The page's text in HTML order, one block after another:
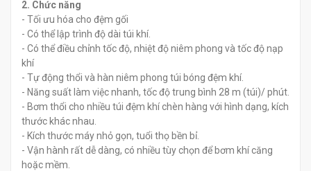
2. Chức năng
- Tối ưu hóa cho đệm gối
- Có thể lập trình độ dài túi khí.
- Có thể điều chỉnh tốc độ, nhiệt độ niêm phong và tốc độ nạp
khí
- Tự động thổi và hàn niêm phong túi bóng đệm khí.
- Năng suất làm việc nhanh, tốc độ trung bình 28 m (túi)/ phút.
- Bơm thổi cho nhiều túi đệm khí chèn hàng với hình dạng, kích
thước khác nhau.
- Kích thước máy nhỏ gọn, tuổi thọ bền bỉ.
- Vận hành rất dễ dàng, có nhiều tùy chọn để bơm khí căng
hoặc mềm.